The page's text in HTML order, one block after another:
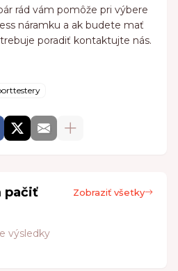
rád vám pomôže pri výbere
náramku a ak budete mať
poradiť kontaktujte nás.
pačiť Zobraziť všetky
výsledky